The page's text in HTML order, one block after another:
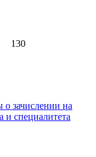
130
зачислении на
и специалитета